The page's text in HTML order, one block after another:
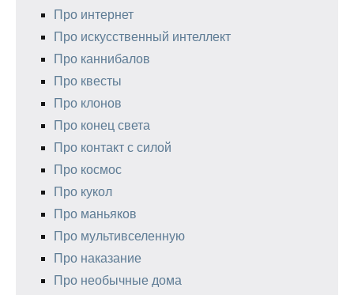
Про интернет
Про искусственный интеллект
Про каннибалов
Про квесты
Про клонов
Про конец света
Про контакт с силой
Про космос
Про кукол
Про маньяков
Про мультивселенную
Про наказание
Про необычные дома